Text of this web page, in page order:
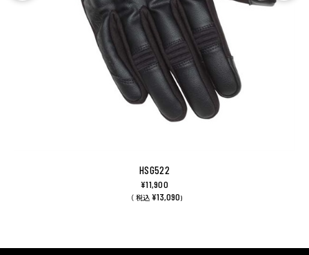
HSG522
¥11,900
（ 税込 ¥13,090)